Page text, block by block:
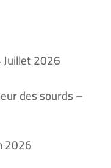
2026
des sourds –
2026